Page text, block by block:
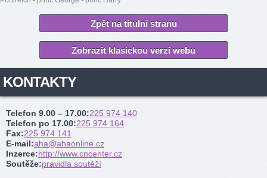
Zpět na titulní stranu
Zobrazit klasickou verzi webu
KONTAKTY
Telefon 9.00 – 17.00:225 974 140
Telefon po 17.00:225 974 164
Fax:225 974 141
E-mail:aha@ahaonline.cz
Inzerce:http://www.cncenter.cz
Soutěže:pravidla soutěží